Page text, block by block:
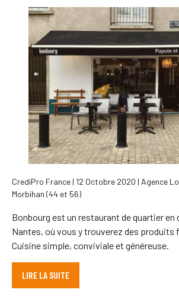
CrediPro France | 12 Octobre 2020 | Agence
Morbihan (44 et 56)
Bonbourg est un restaurant de quartier en
Nantes, où vous y trouverez des produits
Cuisine simple, conviviale et généreuse.
LIRE LA SUITE